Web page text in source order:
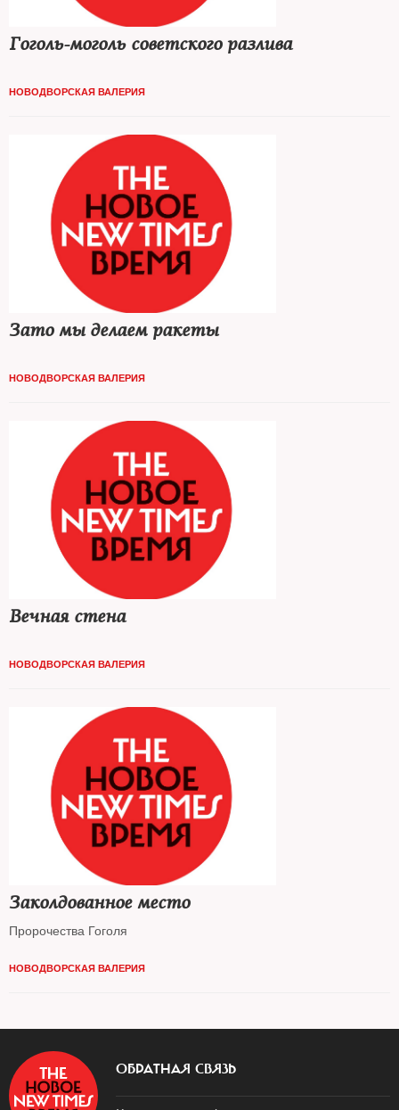
Гоголь-моголь советского разлива
НОВОДВОРСКАЯ ВАЛЕРИЯ
Зато мы делаем ракеты
НОВОДВОРСКАЯ ВАЛЕРИЯ
Вечная стена
НОВОДВОРСКАЯ ВАЛЕРИЯ
Заколдованное место
Пророчества Гоголя
НОВОДВОРСКАЯ ВАЛЕРИЯ
ОБРАТНАЯ СВЯЗЬ